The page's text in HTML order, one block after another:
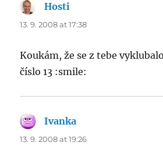
Hosti
13. 9. 2008 at 17:38
Koukám, že se z tebe
číslo 13 :smile:
Ivanka
13. 9. 2008 at 19:26